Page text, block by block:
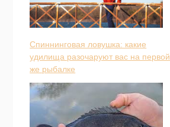
Спиннинговая ловушка: какие
удилища разочаруют вас на первой
же рыбалке